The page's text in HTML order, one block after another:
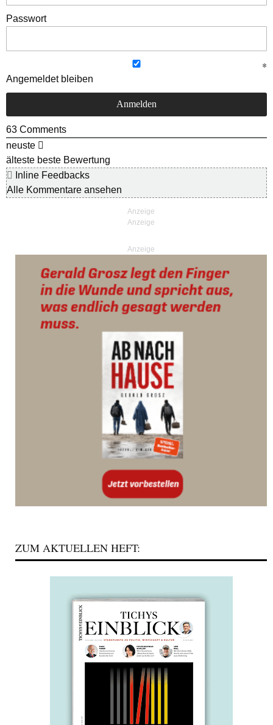
Passwort
Angemeldet bleiben
63 Comments
neuste
älteste beste Bewertung
Inline Feedbacks
Alle Kommentare ansehen
Anzeige
ZUM AKTUELLEN HEFT: